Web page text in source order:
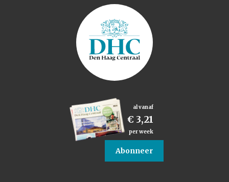
al vanaf
€ 3,21
per week
Abonneer